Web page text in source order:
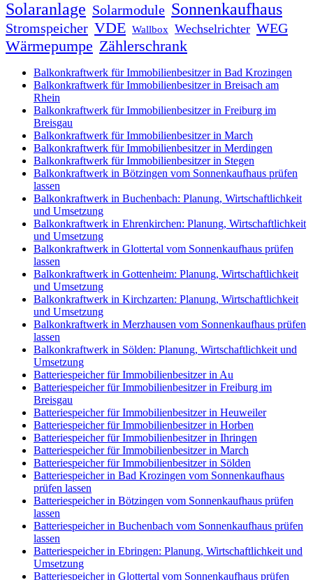
Solaranlage Solarmodule Sonnenkaufhaus
Stromspeicher VDE Wallbox Wechselrichter WEG
Wärmepumpe Zählerschrank
Balkonkraftwerk für Immobilienbesitzer in Bad Krozingen
Balkonkraftwerk für Immobilienbesitzer in Breisach am
Rhein
Balkonkraftwerk für Immobilienbesitzer in Freiburg im
Breisgau
Balkonkraftwerk für Immobilienbesitzer in March
Balkonkraftwerk für Immobilienbesitzer in Merdingen
Balkonkraftwerk für Immobilienbesitzer in Stegen
Balkonkraftwerk in Bötzingen vom Sonnenkaufhaus prüfen
lassen
Balkonkraftwerk in Buchenbach: Planung, Wirtschaftlichkeit
und Umsetzung
Balkonkraftwerk in Ehrenkirchen: Planung, Wirtschaftlichkeit
und Umsetzung
Balkonkraftwerk in Glottertal vom Sonnenkaufhaus prüfen
lassen
Balkonkraftwerk in Gottenheim: Planung, Wirtschaftlichkeit
und Umsetzung
Balkonkraftwerk in Kirchzarten: Planung, Wirtschaftlichkeit
und Umsetzung
Balkonkraftwerk in Merzhausen vom Sonnenkaufhaus prüfen
lassen
Balkonkraftwerk in Sölden: Planung, Wirtschaftlichkeit und
Umsetzung
Batteriespeicher für Immobilienbesitzer in Au
Batteriespeicher für Immobilienbesitzer in Freiburg im
Breisgau
Batteriespeicher für Immobilienbesitzer in Heuweiler
Batteriespeicher für Immobilienbesitzer in Horben
Batteriespeicher für Immobilienbesitzer in Ihringen
Batteriespeicher für Immobilienbesitzer in March
Batteriespeicher für Immobilienbesitzer in Sölden
Batteriespeicher in Bad Krozingen vom Sonnenkaufhaus
prüfen lassen
Batteriespeicher in Bötzingen vom Sonnenkaufhaus prüfen
lassen
Batteriespeicher in Buchenbach vom Sonnenkaufhaus prüfen
lassen
Batteriespeicher in Ebringen: Planung, Wirtschaftlichkeit und
Umsetzung
Batteriespeicher in Glottertal vom Sonnenkaufhaus prüfen